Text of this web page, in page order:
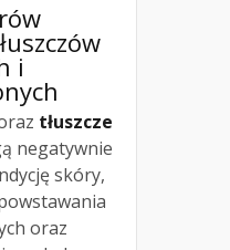
i
tłuszcze
negatywnie
skóry,
oraz